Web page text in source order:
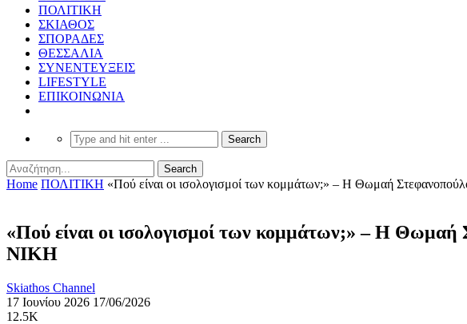
ΠΟΛΙΤΙΚΗ
ΣΚΙΑΘΟΣ
ΣΠΟΡΑΔΕΣ
ΘΕΣΣΑΛΙΑ
ΣΥΝΕΝΤΕΥΞΕΙΣ
LIFESTYLE
ΕΠΙΚΟΙΝΩΝΙΑ
Home ΠΟΛΙΤΙΚΗ «Πού είναι οι ισολογισμοί των κομμάτων;» – Η Θωμαή
«Πού είναι οι ισολογισμοί των κομμάτων;» – Η Θωμαή
ΝΙΚΗ
Skiathos Channel
17 Ιουνίου 2026 17/06/2026
12.5K